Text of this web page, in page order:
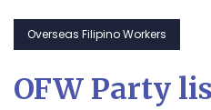
Overseas Filipino Workers
OFW Party